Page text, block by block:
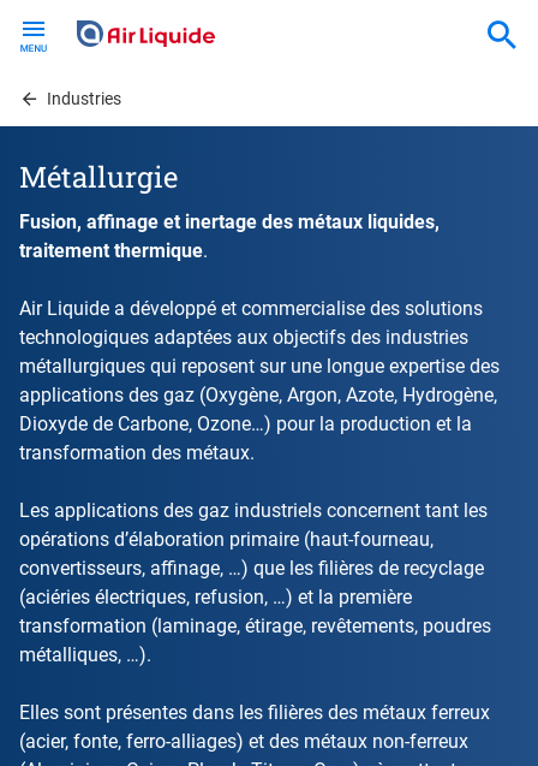
contentIndustries
Métallurgie
Fusion, affinage et inertage des métaux liquides,
traitement thermique.
Air Liquide a développé et commercialise des solutions
technologiques adaptées aux objectifs des industries
métallurgiques qui reposent sur une longue expertise des
applications des gaz (Oxygène, Argon, Azote, Hydrogène,
Dioxyde de Carbone, Ozone…) pour la production et la
transformation des métaux.
Les applications des gaz industriels concernent tant les
opérations d’élaboration primaire (haut-fourneau,
convertisseurs, affinage, …) que les filières de recyclage
(aciéries électriques, refusion, …) et la première
transformation (laminage, étirage, revêtements, poudres
métalliques, …).
Elles sont présentes dans les filières des métaux ferreux
(acier, fonte, ferro-alliages) et des métaux non-ferreux